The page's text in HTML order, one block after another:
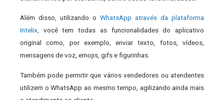
Além disso, utilizando o WhatsApp através da plataforma
Intelix,
você tem todas as funcionalidades do aplicativo
original como, por exemplo, enviar texto, fotos, vídeos,
mensagens de voz, emojis, gifs e figurinhas.
Também pode permitir que vários vendedores ou atendentes
utilizem o WhatsApp ao mesmo tempo, agilizando ainda mais